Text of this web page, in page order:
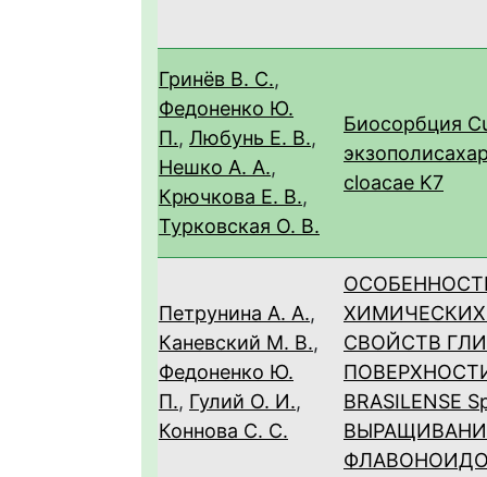
Гринёв В. С.,
Федоненко Ю.
П., Любунь Е. В.,
Нешко А. А.,
Крючкова Е. В.,
Турковская О. В.
Биосорбция
cloacae K7
Петрунина А. А.,
Каневский М. В.,
Федоненко Ю.
П., Гулий О. И.,
Коннова С. С.
СВОЙСТВ
ПОВЕРХНОСТИ
BRASILENSE